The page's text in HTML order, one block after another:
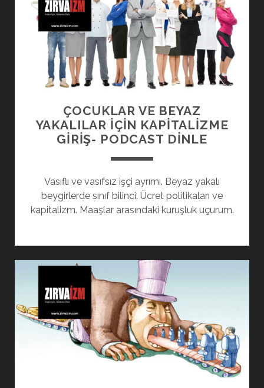
ÇOCUKLAR VE BEYAZ
YAKALILAR İÇİN KAPİTALİZME
GİRİŞ- PODCAST DINLE
Vasıflı ve vasıfsız işçi ayrımı. Beyaz yakalı
beygirlerde sınıf bilinci. Ücret politikaları ve
kapitalizm. Maaşlar arasındaki kuruşluk uçurum.